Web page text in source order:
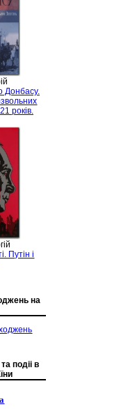
Донбасу.
років.
Путін і
на
подіі в